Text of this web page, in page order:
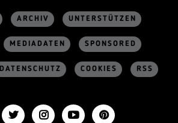
ARCHIV UNTERSTÜTZEN
MEDIADATEN SPONSORED
DATENSCHUTZ COOKIES RSS